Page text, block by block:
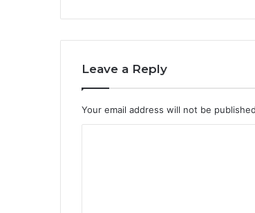
Leave a Reply
Your email address will not be